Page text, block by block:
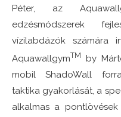
Péter, az
edzésmódszerek
vízilabdázók számára
AquawallgymTM
by
mobil ShadoWall
taktika gyakorlását, a
alkalmas a